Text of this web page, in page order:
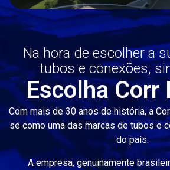
Na hora de escolher a
tubos e conexões,
Escolha Corr
Com mais de 30 anos de história, a
se como uma das marcas de tubos e
do país.
A empresa, genuinamente